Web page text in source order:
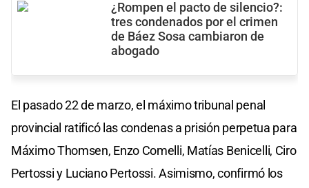
¿Rompen el pacto de silencio?:
tres condenados por el crimen
de Báez Sosa cambiaron de
abogado
El pasado 22 de marzo, el máximo tribunal penal
provincial ratificó las condenas a prisión perpetua para
Máximo Thomsen, Enzo Comelli, Matías Benicelli, Ciro
Pertossi y Luciano Pertossi. Asimismo, confirmó los